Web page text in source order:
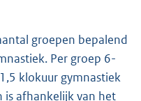
groepen bepalend
Per groep 6-
klokuur gymnastiek
is afhankelijk van het